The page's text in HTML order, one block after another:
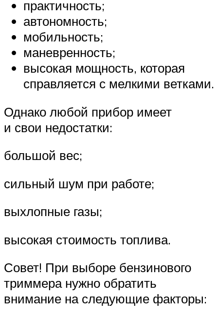
практичность;
автономность;
мобильность;
маневренность;
высокая мощность, которая
справляется с мелкими ветками.
Однако любой прибор имеет
и свои недостатки:
большой вес;
сильный шум при работе;
выхлопные газы;
высокая стоимость топлива.
Совет! При выборе бензинового
триммера нужно обратить
внимание на следующие факторы: